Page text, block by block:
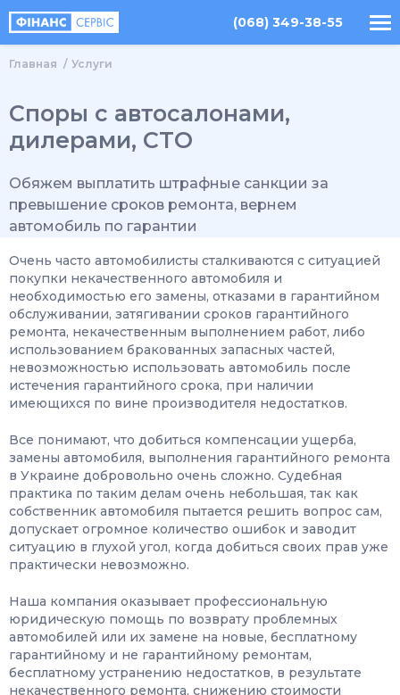
(068) 349-38-55
Главная Услуги
Споры с автосалонами,
дилерами, СТО
Обяжем выплатить штрафные санкции за
превышение сроков ремонта, вернем
автомобиль по гарантии
Очень часто автомобилисты сталкиваются с ситуацией
покупки некачественного автомобиля и
необходимостью его замены, отказами в гарантийном
обслуживании, затягивании сроков гарантийного
ремонта, некачественным выполнением работ, либо
использованием бракованных запасных частей,
невозможностью использовать автомобиль после
истечения гарантийного срока, при наличии
имеющихся по вине производителя недостатков.
Все понимают, что добиться компенсации ущерба,
замены автомобиля, выполнения гарантийного ремонта
в Украине добровольно очень сложно. Судебная
практика по таким делам очень небольшая, так как
собственник автомобиля пытается решить вопрос сам,
допускает огромное количество ошибок и заводит
ситуацию в глухой угол, когда добиться своих прав уже
практически невозможно.
Наша компания оказывает профессиональную
юридическую помощь по возврату проблемных
автомобилей или их замене на новые, бесплатному
гарантийному и не гарантийному ремонтам,
бесплатному устранению недостатков, в результате
некачественного ремонта, снижению стоимости